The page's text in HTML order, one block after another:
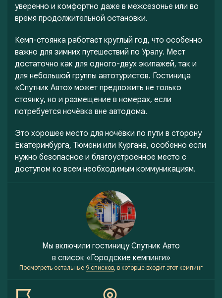
уверенно и комфортно даже в межсезонье или во
время продолжительной остановки.
Кемп-стоянка работает круглый год, что особенно
важно для зимних путешествий по Уралу. Мест
достаточно как для одного-двух экипажей, так и
для небольшой группы автотуристов. Гостиница
«Спутник Авто» может предложить не только
стоянку, но и размещение в номерах, если
потребуется ночёвка вне автодома.
Это хорошее место для ночёвки по пути в сторону
Екатеринбурга, Тюмени или Кургана, особенно если
нужно безопасное и благоустроенное место с
доступом ко всем необходимым коммуникациям.
Мы включили гостиницу Спутник Авто
в список «Городские кемпинги»
Посмотреть остальные 9 списков, в которые входит этот кемпинг